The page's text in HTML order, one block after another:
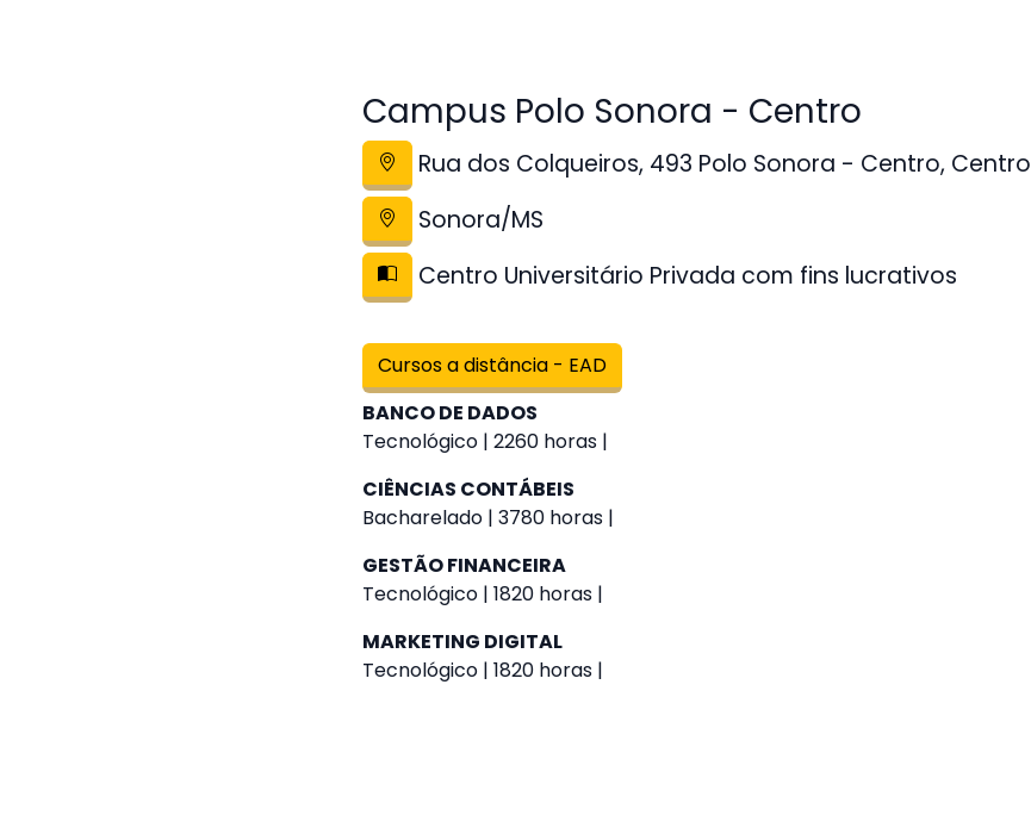
Campus Polo Sonora - Centro
Rua dos Colqueiros, 493 Polo Sonora - Centro, Centro
Sonora/MS
Centro Universitário Privada com fins lucrativos
Cursos a distância - EAD
BANCO DE DADOS
Tecnológico | 2260 horas |
CIÊNCIAS CONTÁBEIS
Bacharelado | 3780 horas |
GESTÃO FINANCEIRA
Tecnológico | 1820 horas |
MARKETING DIGITAL
Tecnológico | 1820 horas |